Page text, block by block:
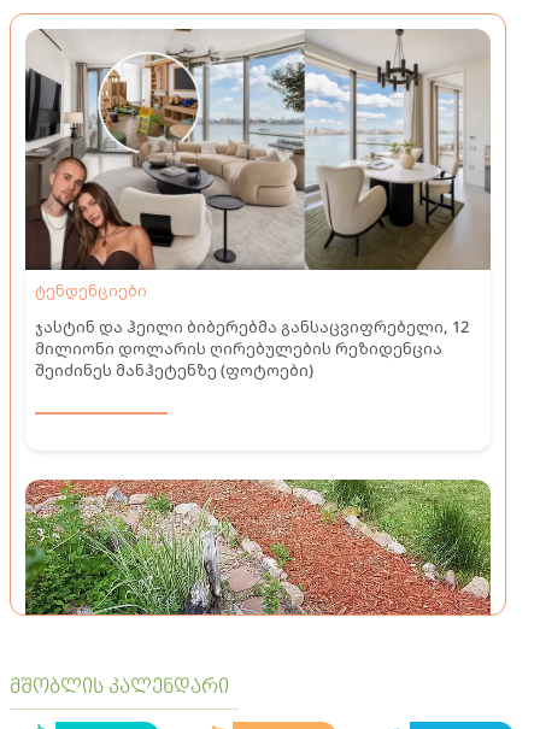
ტენდენციები
ჯასტინ და ჰეილი ბიბერებმა განსაცვიფრებელი, 12
მილიონი დოლარის ღირებულების რეზიდენცია
შეიძინეს მანჰეტენზე (ფოტოები)
მშობლის კალენდარი